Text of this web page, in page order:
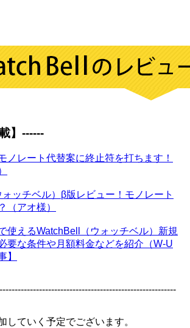
】------
ノレート代替案に終止符を打ちます！
ッチベル）β版レビュー！モノレート
（アオ様）
使えるWatchBell（ウォッチベル）新規
要な条件や月額料金などを紹介（W-U
】
していく予定でございます。